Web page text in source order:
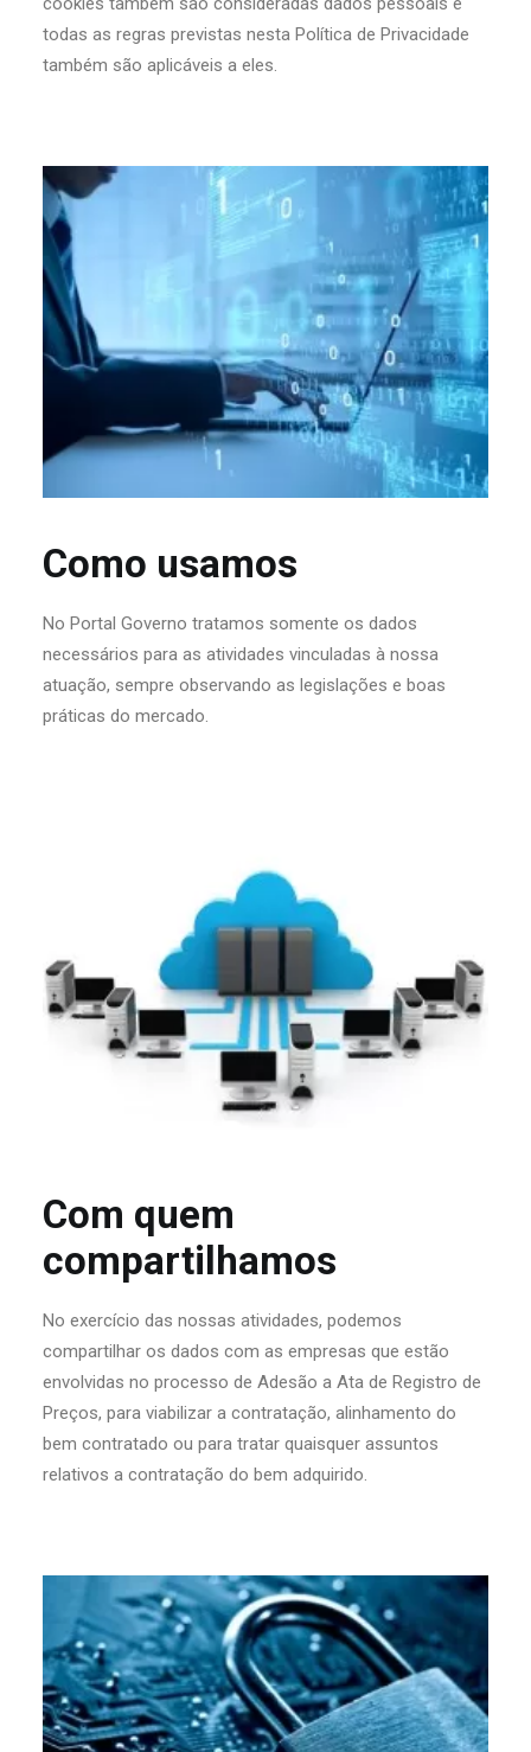
todas as regras previstas nesta Política de Privacidade
também são aplicáveis a eles.
Como usamos
No Portal Governo tratamos somente os dados
necessários para as atividades vinculadas à nossa
atuação, sempre observando as legislações e boas
práticas do mercado.
Com quem
compartilhamos
No exercício das nossas atividades, podemos
compartilhar os dados com as empresas que estão
envolvidas no processo de Adesão a Ata de Registro de
Preços, para viabilizar a contratação, alinhamento do
bem contratado ou para tratar quaisquer assuntos
relativos a contratação do bem adquirido.